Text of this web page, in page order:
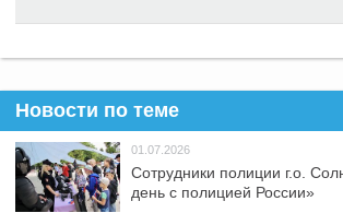
Новости по теме
01.07.2026
Сотрудники полиции г.о.
день с полицией России»